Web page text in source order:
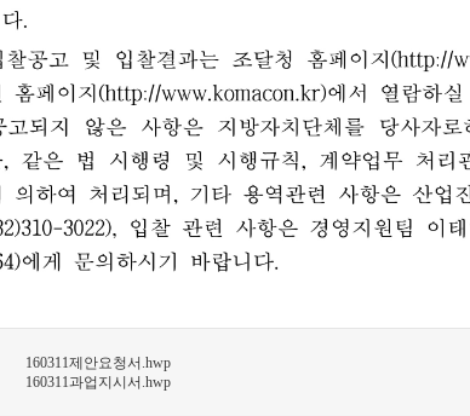
160311제안요청서.hwp
160311과업지시서.hwp